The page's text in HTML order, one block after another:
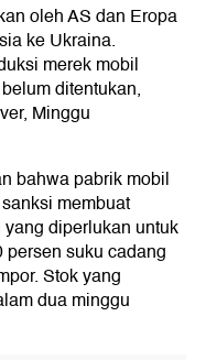
oleh AS dan Eropa
ke Ukraina.
merek mobil
ditentukan,
Minggu
bahwa pabrik mobil
membuat
diperlukan untuk
suku cadang
Stok yang
dua minggu